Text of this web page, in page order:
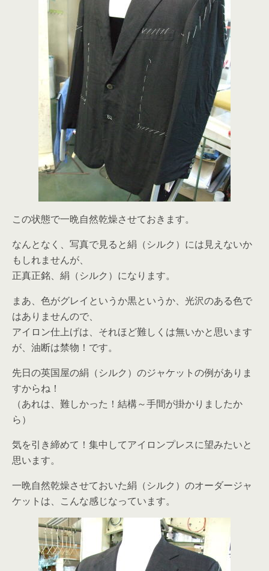
この状態で一晩自然乾燥させておきます。
なんとなく、写真で見ると絹（シルク）には見えないか
もしれませんが、
正真正銘、絹（シルク）になります。
まあ、色がグレイというか黒というか、光沢のある色で
はありませんので、
アイロン仕上げは、それほど難しくは無いかと思います
が、油断は禁物！です。
先日の英国屋の絹（シルク）のジャケットの例がありま
すからね！
（あれは、難しかった！結構～手間が掛かりましたか
ら）
気を引き締めて！集中してアイロンプレスに望みたいと
思います。
一晩自然乾燥させておいた絹（シルク）のオーダージャ
ケットは、こんな感じなっています。